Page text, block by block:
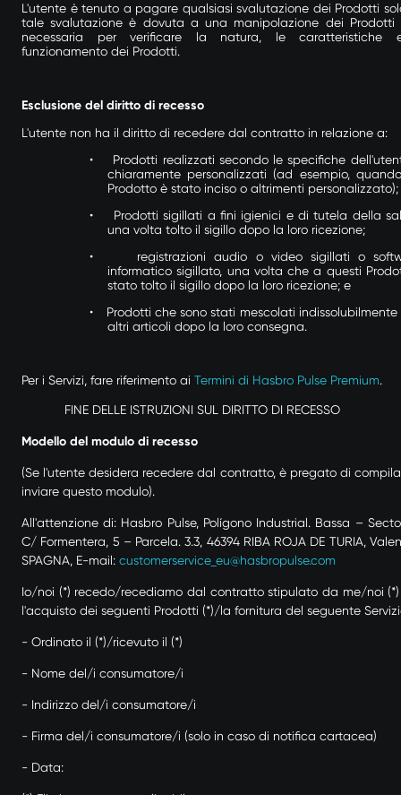
L'utente è tenuto a pagare qualsiasi svalutazione dei Prodotti
tale svalutazione è dovuta a una manipolazione dei Prodotti
necessaria per verificare la natura, le caratteristiche
funzionamento dei Prodotti.
Esclusione del diritto di recesso
L'utente non ha il diritto di recedere dal contratto in relazione a:
•
Prodotti realizzati secondo le specifiche
chiaramente personalizzati (ad esempio,
Prodotto è stato inciso o altrimenti personalizzato);
•
Prodotti sigillati a fini igienici e di tutela della
una volta tolto il sigillo dopo la loro ricezione;
•
registrazioni audio o video sigillati o
informatico sigillato, una volta che a questi
stato tolto il sigillo dopo la loro ricezione; e
•
Prodotti che sono stati mescolati indissolubilmente
altri articoli dopo la loro consegna.
Per i Servizi, fare riferimento ai Termini di Hasbro Pulse Premium.
FINE DELLE ISTRUZIONI SUL DIRITTO DI RECESSO
Modello del modulo di recesso
(Se l'utente desidera recedere dal contratto, è pregato di
inviare questo modulo).
All'attenzione di: Hasbro Pulse, Polígono Industrial. Bassa –
C/ Formentera, 5 – Parcela. 3.3, 46394 RIBA ROJA DE TURIA,
SPAGNA, E-mail: customerservice_eu@hasbropulse.com
Io/noi (*) recedo/recediamo dal contratto stipulato da me/noi
l'acquisto dei seguenti Prodotti (*)/la fornitura del seguente
- Ordinato il (*)/ricevuto il (*)
- Nome del/i consumatore/i
- Indirizzo del/i consumatore/i
- Firma del/i consumatore/i (solo in caso di notifica cartacea)
- Data: